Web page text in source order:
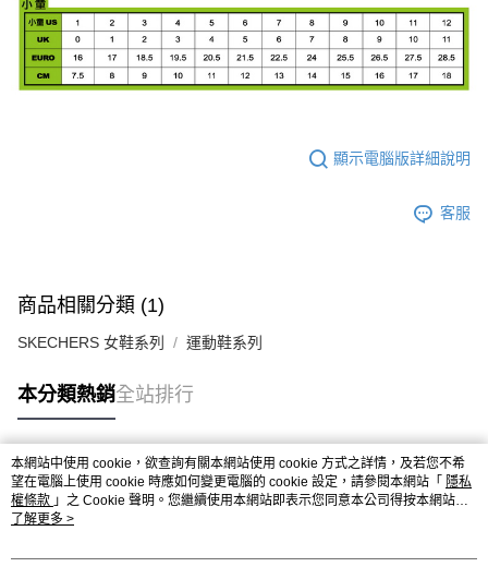
顯示電腦版詳細說明
客服
商品相關分類 (1)
SKECHERS 女鞋系列 運動鞋系列
本分類熱銷全站排行
熱門標籤
本網站中使用 cookie，欲查詢有關本網站使用 cookie 方式之詳情，及若您不希
望在電腦上使用 cookie 時應如何變更電腦的 cookie 設定，請參閱本網站「 隱私
權條款 」之 Cookie 聲明。您繼續使用本網站即表示您同意本公司得按本網站使
用條款之 Cookie 聲明使用 cookie。
了解更多 >